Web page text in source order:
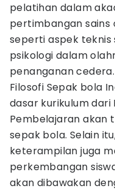
pelatihan dalam
pertimbangan sains
seperti aspek teknis
psikologi dalam
penanganan cedera.
Filosofi Sepak bola
dasar kurikulum dari
Pembelajaran akan
sepak bola. Selain
keterampilan juga
perkembangan
akan dibawakan